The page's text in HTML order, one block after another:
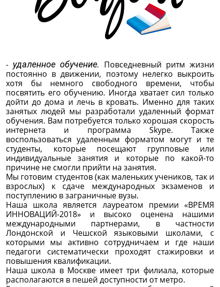
- удаленное обучение. Повседневный ритм жизни
постоянно в движении, поэтому нелегко выкроить
хотя бы немного свободного времени, чтобы
посвятить его обучению. Иногда хватает сил только
дойти до дома и лечь в кровать. Именно для таких
занятых людей мы разработали удаленный формат
обучения. Вам потребуется только хорошая скорость
интернета и программа Skype. Также
воспользоваться удаленным форматом могут и те
студенты, которые посещают групповые или
индивидуальные занятия и которые по какой-то
причине не смогли прийти на занятия.
Мы готовим студентов (как маленьких учеников, так и
взрослых) к сдаче международных экзаменов и
поступлению в заграничные вузы.
Наша школа является лауреатом премии «ВРЕМЯ
ИННОВАЦИЙ-2018» и высоко оценена нашими
международными партнерами, в частности
Лондонской и Чешской языковыми школами, с
которыми мы активно сотрудничаем и где наши
педагоги систематически проходят стажировки и
повышения квалификации.
Наша школа в Москве имеет три филиала, которые
располагаются в пешей доступности от метро.